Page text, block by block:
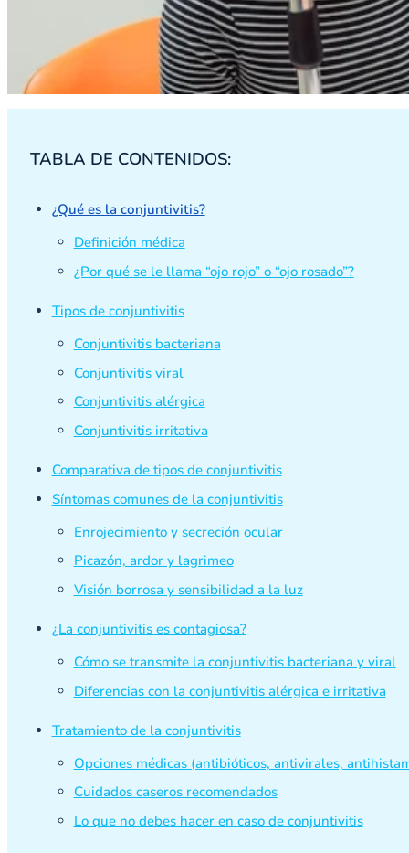
TABLA DE CONTENIDOS:
¿Qué es la conjuntivitis?
Definición médica
¿Por qué se le llama “ojo rojo” o “ojo rosado”?
Tipos de conjuntivitis
Conjuntivitis bacteriana
Conjuntivitis viral
Conjuntivitis alérgica
Conjuntivitis irritativa
Comparativa de tipos de conjuntivitis
Síntomas comunes de la conjuntivitis
Enrojecimiento y secreción ocular
Picazón, ardor y lagrimeo
Visión borrosa y sensibilidad a la luz
¿La conjuntivitis es contagiosa?
Cómo se transmite la conjuntivitis bacteriana y viral
Diferencias con la conjuntivitis alérgica e irritativa
Tratamiento de la conjuntivitis
Opciones médicas (antibióticos, antivirales,
Cuidados caseros recomendados
Lo que no debes hacer en caso de conjuntivitis